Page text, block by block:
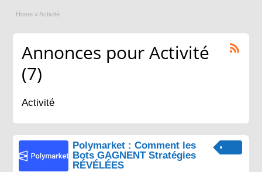
Home » Activité
Annonces pour Activité
(7)
Activité
Polymarket : Comment les
Bots GAGNENT Stratégies
RÉVÉLÉES